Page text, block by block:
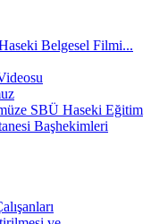
Belgesel Filmi...
SBÜ Haseki Eğitim
Başhekimleri